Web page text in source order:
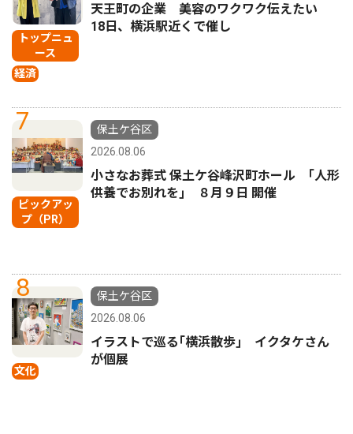
トップニュ
ース
経済
天王町の企業 美容のワクワク伝えたい
18日、横浜駅近くで催し
7
ピックアッ
プ（PR）
保土ケ谷区
2026.08.06
小さなお葬式 保土ケ谷峰沢町ホール ｢人形
供養でお別れを｣ ８月９日 開催
8
文化
保土ケ谷区
2026.08.06
イラストで巡る｢横浜散歩｣ イクタケさん
が個展